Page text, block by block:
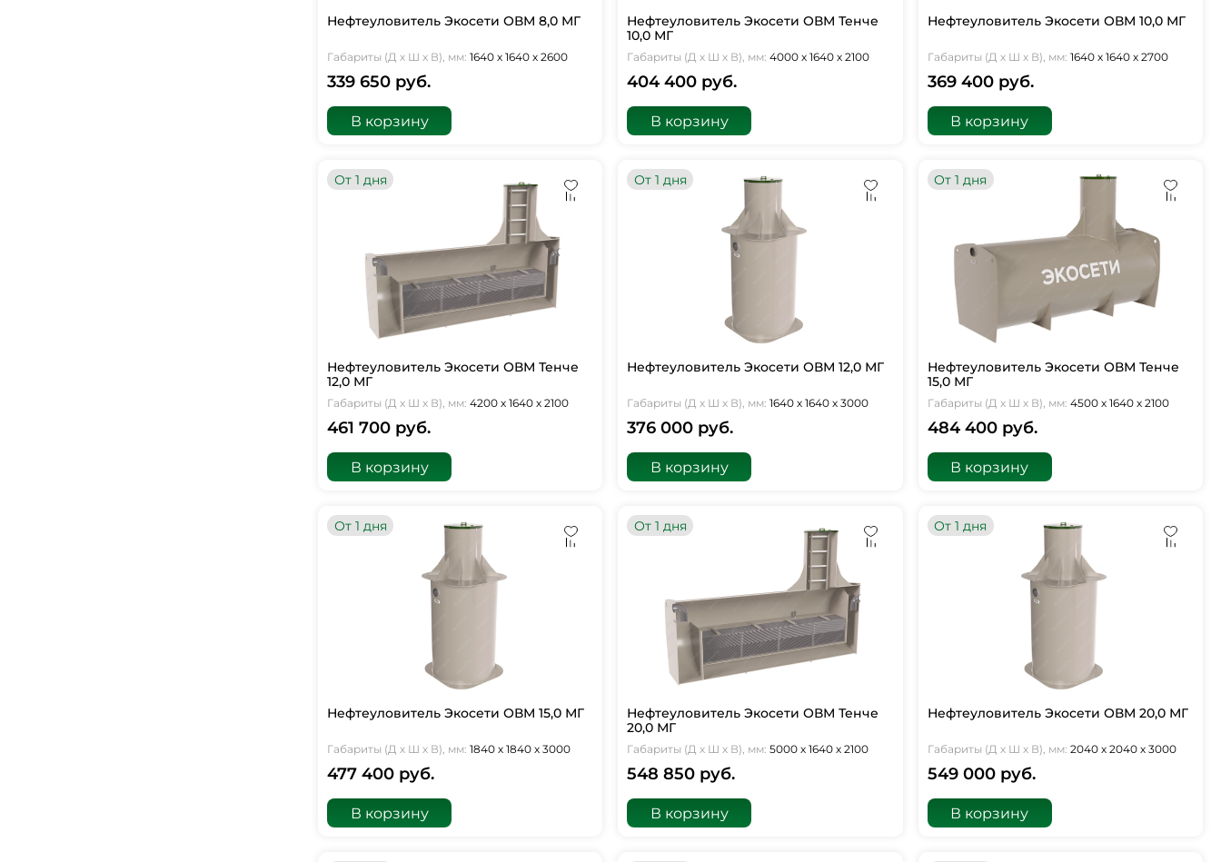
Нефтеуловитель Экосети ОВМ 8,0 МГ
Габариты (Д х Ш х В), мм: 1640 х 1640 х 2600
339 650 руб.
В корзину
Нефтеуловитель Экосети ОВМ Тенче
10,0 МГ
Габариты (Д х Ш х В), мм: 4000 х 1640 х 2100
404 400 руб.
В корзину
Нефтеуловитель Экосети ОВМ 10,0 МГ
Габариты (Д х Ш х В), мм: 1640 х 1640 х 2700
369 400 руб.
В корзину
От 1 дня
Нефтеуловитель Экосети ОВМ Тенче
12,0 МГ
Габариты (Д х Ш х В), мм: 4200 х 1640 х 2100
461 700 руб.
В корзину
От 1 дня
Нефтеуловитель Экосети ОВМ 12,0 МГ
Габариты (Д х Ш х В), мм: 1640 х 1640 х 3000
376 000 руб.
В корзину
От 1 дня
Нефтеуловитель Экосети ОВМ Тенче
15,0 МГ
Габариты (Д х Ш х В), мм: 4500 х 1640 х 2100
484 400 руб.
В корзину
От 1 дня
Нефтеуловитель Экосети ОВМ 15,0 МГ
Габариты (Д х Ш х В), мм: 1840 х 1840 х 3000
477 400 руб.
В корзину
От 1 дня
Нефтеуловитель Экосети ОВМ Тенче
20,0 МГ
Габариты (Д х Ш х В), мм: 5000 х 1640 х 2100
548 850 руб.
В корзину
От 1 дня
Нефтеуловитель Экосети ОВМ 20,0 МГ
Габариты (Д х Ш х В), мм: 2040 х 2040 х 3000
549 000 руб.
В корзину